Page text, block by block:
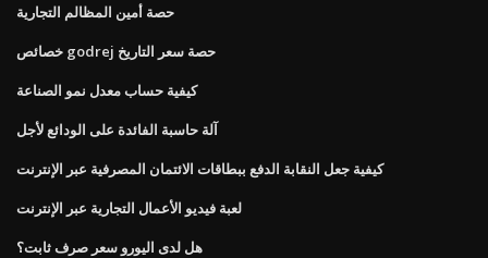
حصة أمين المظالم التجارية
خصائص godrej حصة سعر التاريخ
كيفية حساب معدل نمو الصناعة
آلة حاسبة الفائدة على الودائع لأجل
كيفية جعل النقابة الدفع ببطاقات الائتمان المصرفية عبر الإنترنت
لعبة فيديو الأعمال التجارية عبر الإنترنت
هل لدى اليورو سعر صرف ثابت؟